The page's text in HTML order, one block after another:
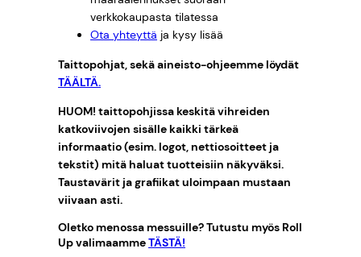
verkkokaupasta tilatessa
Ota yhteyttä ja kysy lisää
Taittopohjat, sekä aineisto-ohjeemme löydät
TÄÄLTÄ.
HUOM! taittopohjissa keskitä vihreiden
katkoviivojen sisälle kaikki tärkeä
informaatio (esim. logot, nettiosoitteet ja
tekstit) mitä haluat tuotteisiin näkyväksi.
Taustavärit ja grafiikat uloimpaan mustaan
viivaan asti.
Oletko menossa messuille? Tutustu myös Roll
Up valimaammeTÄSTÄ!